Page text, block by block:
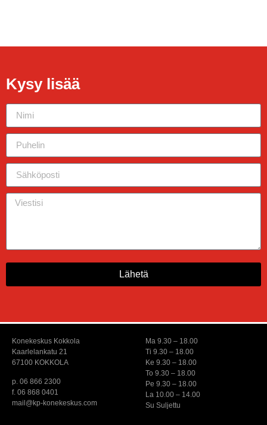
Kysy lisää
Lähetä
Konekeskus Kokkola
Kaarlelankatu 21
67100 KOKKOLA
p. 06 866 2300
f. 06 868 0401
mail@kp-konekeskus.com
Ma 9.30 – 18.00
Ti 9.30 – 18.00
Ke 9.30 – 18.00
To 9.30 – 18.00
Pe 9.30 – 18.00
La 10.00 – 14.00
Su Suljettu